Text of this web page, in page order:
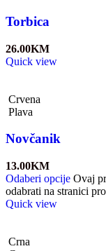
Torbica
26.00KM
Quick view
Crvena
Plava
Novčanik
13.00KM
Odaberi opcije Ovaj
odabrati na stranici
Quick view
Crna